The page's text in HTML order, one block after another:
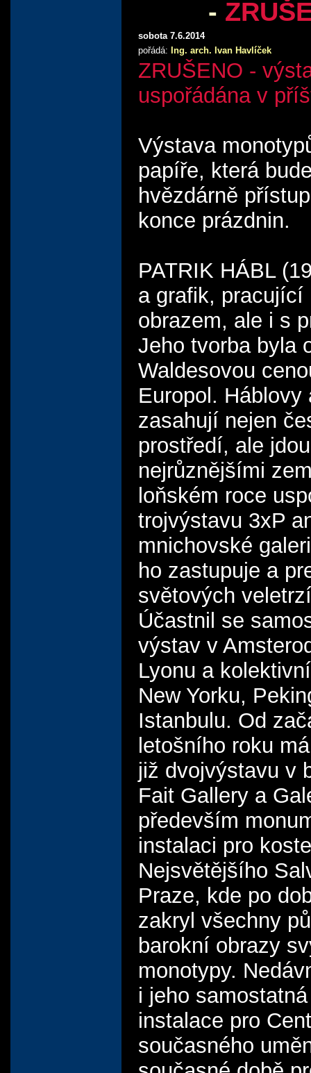
-
sobota 7.6.2014
pořádá: Ing. arch. Ivan Havlíček
ZRUŠENO -
uspořádána v
Výstava
papíře, která
hvězdárně
konce prázdnin.
PATRIK HÁBL
a grafik, pracující
obrazem, ale i s
Jeho tvorba byla
Waldesovou
Europol. Háblovy
zasahují nejen
prostředí, ale
nejrůznějšími
loňském roce
trojvýstavu 3xP
mnichovské
ho zastupuje a
světových
Účastnil se
výstav v
Lyonu a
New Yorku,
Istanbulu. Od
letošního roku
již dvojvýstavu v
Fait Gallery a
především
instalaci pro
Nejsvětějšího
Praze, kde po
zakryl všechny
barokní obrazy
monotypy.
i jeho
instalace pro
současného